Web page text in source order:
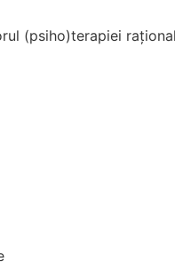
(psiho)terapiei